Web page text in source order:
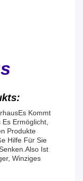
Es Kommt
Ermöglicht,
Produkte
Hilfe Für Sie
Also Ist
Winziges